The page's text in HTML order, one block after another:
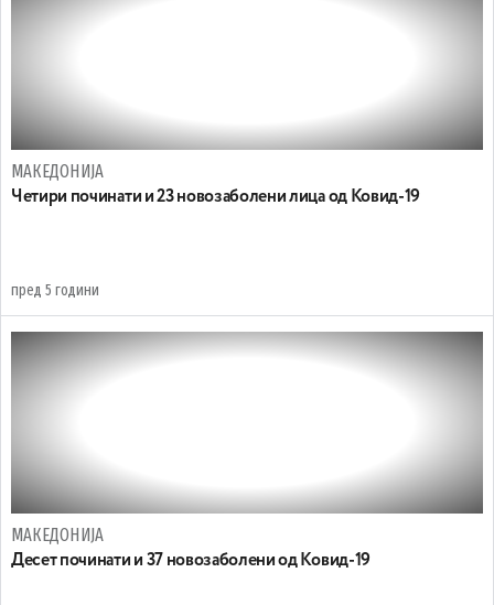
МАКЕДОНИЈА
Четири починати и 23 новозаболени лица од Ковид-19
пред 5 години
МАКЕДОНИЈА
Десет починати и 37 новозаболени од Ковид-19